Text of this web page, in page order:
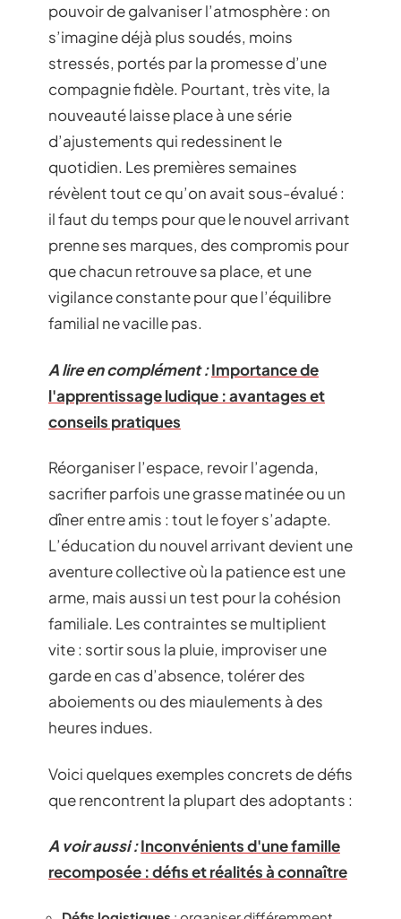
pouvoir de galvaniser l’atmosphère : on
s’imagine déjà plus soudés, moins
stressés, portés par la promesse d’une
compagnie fidèle. Pourtant, très vite, la
nouveauté laisse place à une série
d’ajustements qui redessinent le
quotidien. Les premières semaines
révèlent tout ce qu’on avait sous-évalué :
il faut du temps pour que le nouvel arrivant
prenne ses marques, des compromis pour
que chacun retrouve sa place, et une
vigilance constante pour que l’équilibre
familial ne vacille pas.
A lire en complément :Importance de
l'apprentissage ludique : avantages et
conseils pratiques
Réorganiser l’espace, revoir l’agenda,
sacrifier parfois une grasse matinée ou un
dîner entre amis : tout le foyer s’adapte.
L’éducation du nouvel arrivant devient une
aventure collective où la patience est une
arme, mais aussi un test pour la cohésion
familiale. Les contraintes se multiplient
vite : sortir sous la pluie, improviser une
garde en cas d’absence, tolérer des
aboiements ou des miaulements à des
heures indues.
Voici quelques exemples concrets de défis
que rencontrent la plupart des adoptants :
A voir aussi :Inconvénients d'une famille
recomposée : défis et réalités à connaître